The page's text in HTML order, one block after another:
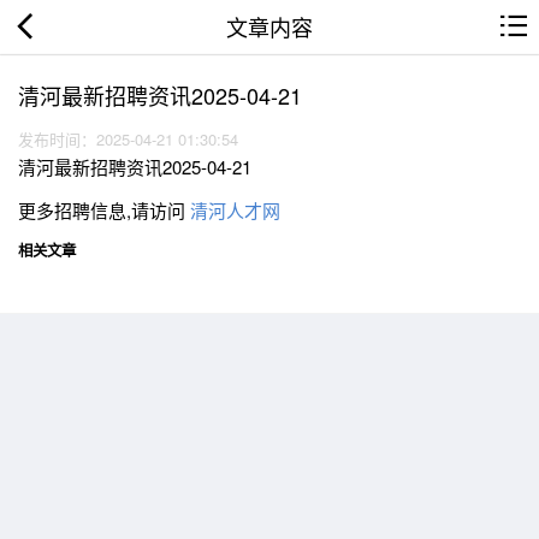
文章内容
清河最新招聘资讯2025-04-21
发布时间：2025-04-21 01:30:54
清河最新招聘资讯2025-04-21
更多招聘信息,请访问 清河人才网
相关文章